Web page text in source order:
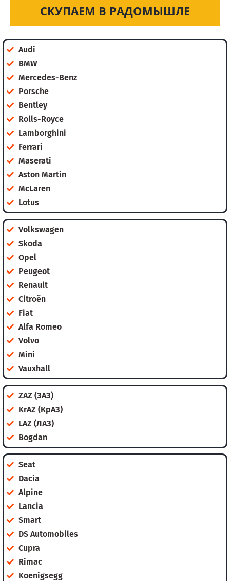
СКУПАЕМ В РАДОМЫШЛЕ
Audi
BMW
Mercedes-Benz
Porsche
Bentley
Rolls-Royce
Lamborghini
Ferrari
Maserati
Aston Martin
McLaren
Lotus
Volkswagen
Skoda
Opel
Peugeot
Renault
Citroën
Fiat
Alfa Romeo
Volvo
Mini
Vauxhall
ZAZ (ЗАЗ)
KrAZ (КрАЗ)
LAZ (ЛАЗ)
Bogdan
Seat
Dacia
Alpine
Lancia
Smart
DS Automobiles
Cupra
Rimac
Koenigsegg